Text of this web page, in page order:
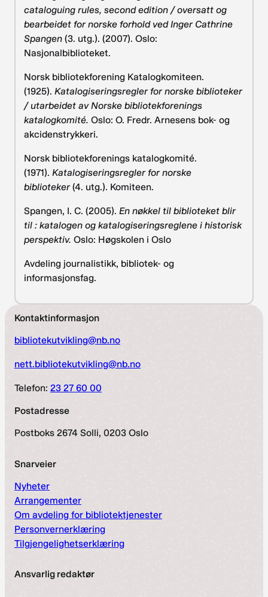
cataloguing rules, second edition / oversatt og
bearbeidet for norske forhold ved Inger Cathrine
Spangen (3. utg.). (2007). Oslo:
Nasjonalbiblioteket.
Norsk bibliotekforening Katalogkomiteen.
(1925). Katalogiseringsregler for norske biblioteker
/ utarbeidet av Norske bibliotekforenings
katalogkomité. Oslo: O. Fredr. Arnesens bok- og
akcidenstrykkeri.
Norsk bibliotekforenings katalogkomité.
(1971). Katalogiseringsregler for norske
biblioteker(4. utg.). Komiteen.
Spangen, I. C. (2005). En nøkkel til biblioteket blir
til : katalogen og katalogiseringsreglene i historisk
perspektiv. Oslo: Høgskolen i Oslo
Avdeling journalistikk, bibliotek- og
informasjonsfag.
Kontaktinformasjon
bibliotekutvikling@nb.no
nett.bibliotekutvikling@nb.no
Telefon: 23 27 60 00
Postadresse
Postboks 2674 Solli, 0203 Oslo
Snarveier
Nyheter
Arrangementer
Om avdeling for bibliotektjenester
Personvernerklæring
Tilgjengelighetserklæring
Ansvarlig redaktør